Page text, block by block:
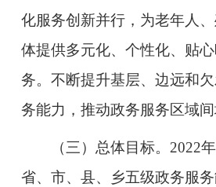
化服务创新并行，为老年人
体提供多元化、个性化、贴
务。不断提升基层、边远和
务能力，推动政务服务区域间
（三）总体目标。2022
省、市、县、乡五级政务服